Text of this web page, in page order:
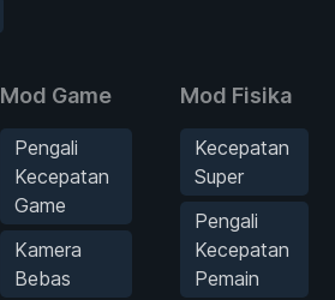
Mod Game
Pengali
Kecepatan
Game
Kamera
Bebas
Mod Fisika
Kecepatan
Super
Pengali
Kecepatan
Pemain